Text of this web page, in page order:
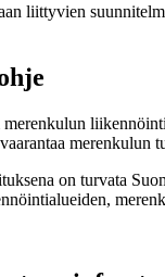
liittyvien
merenkulun
on turvata